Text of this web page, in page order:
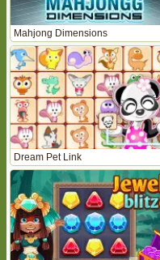
Mahjong Dimensions
Dream Pet Link